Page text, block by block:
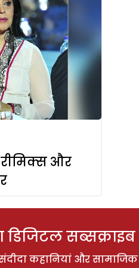
और
डिजिटल
कहानियां और